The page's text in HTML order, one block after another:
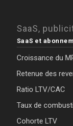
SaaS,
SaaS et
Croissance du
Retenue des
Ratio LTV/CAC
Taux de
Cohorte LTV